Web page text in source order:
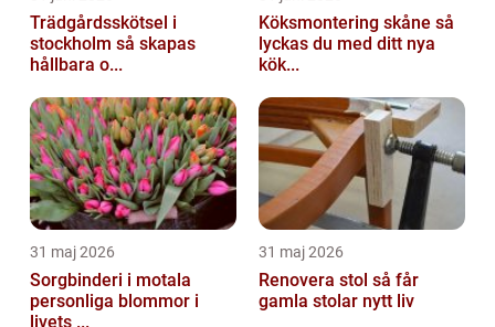
Trädgårdsskötsel i
stockholm så skapas
hållbara o...
Köksmontering skåne så
lyckas du med ditt nya
kök...
31 maj 2026
Sorgbinderi i motala
personliga blommor i
livets ...
31 maj 2026
Renovera stol så får
gamla stolar nytt liv